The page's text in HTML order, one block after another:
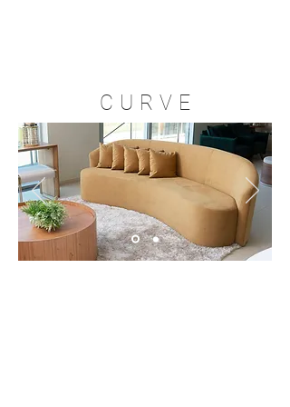
C U R V E